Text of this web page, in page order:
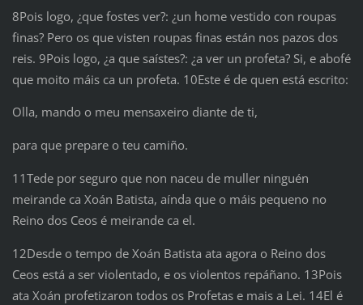
8Pois logo, ¿que fostes ver?: ¿un home vestido con roupas
finas? Pero os que visten roupas finas están nos pazos dos
reis. 9Pois logo, ¿a que saístes?: ¿a ver un profeta? Si, e abofé
que moito máis ca un profeta. 10Este é de quen está escrito:
Olla, mando o meu mensaxeiro diante de ti,
para que prepare o teu camiño.
11Tede por seguro que non naceu de muller ninguén
meirande ca Xoán Batista, aínda que o máis pequeno no
Reino dos Ceos é meirande ca el.
12Desde o tempo de Xoán Batista ata agora o Reino dos
Ceos está a ser violentado, e os violentos repáñano. 13Pois
ata Xoán profetizaron todos os Profetas e mais a Lei. 14El é